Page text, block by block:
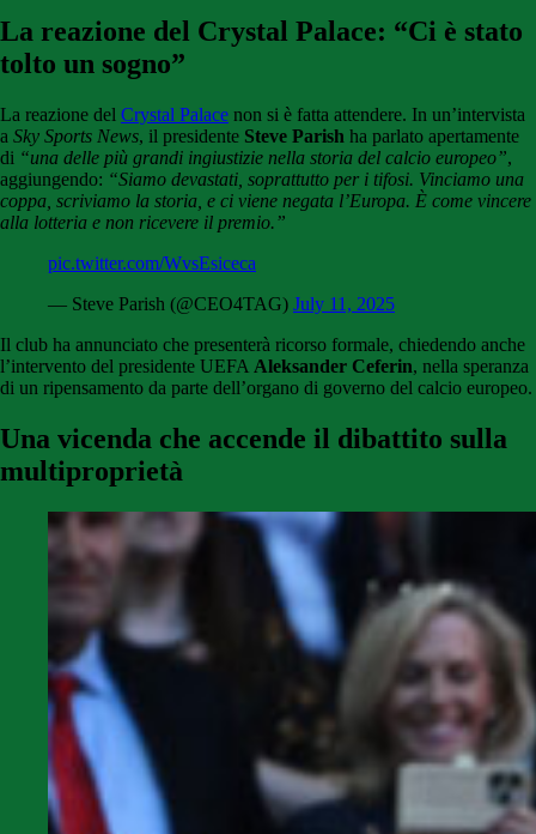
La reazione del Crystal Palace: “Ci è stato
tolto un sogno”
La reazione del Crystal Palace non si è fatta attendere. In un’intervista
a Sky Sports News, il presidente Steve Parish ha parlato apertamente
di “una delle più grandi ingiustizie nella storia del calcio europeo”,
aggiungendo: “Siamo devastati, soprattutto per i tifosi. Vinciamo una
coppa, scriviamo la storia, e ci viene negata l’Europa. È come vincere
alla lotteria e non ricevere il premio.”
pic.twitter.com/WvsEsiceca
— Steve Parish (@CEO4TAG) July 11, 2025
Il club ha annunciato che presenterà ricorso formale, chiedendo anche
l’intervento del presidente UEFA Aleksander Ceferin, nella speranza
di un ripensamento da parte dell’organo di governo del calcio europeo.
Una vicenda che accende il dibattito sulla
multiproprietà